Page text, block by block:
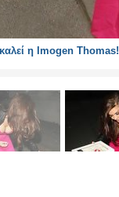
η Imogen Thomas!